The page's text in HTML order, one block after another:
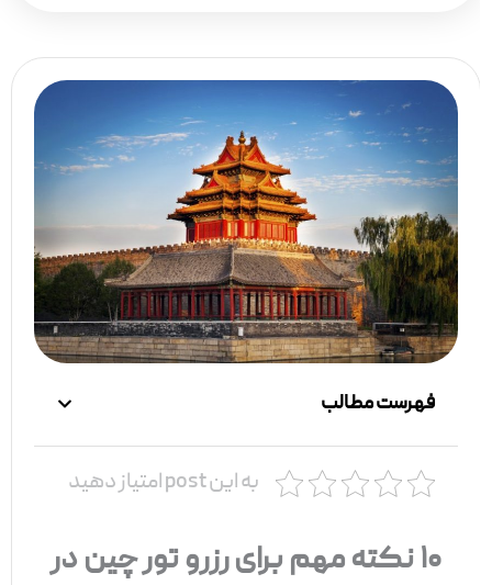
فهرست مطالب
به این post امتیاز دهید
۱۰نکته مهم برای رزرو تور چین در